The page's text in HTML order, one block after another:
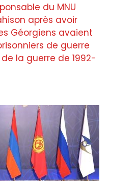
du MNU
après avoir
Géorgiens avaient
de guerre
la guerre de 1992-